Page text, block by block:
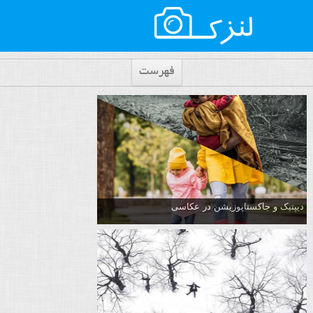
فهرست
دیپتیک و جاکستا‌پوزیشن در عکاسی